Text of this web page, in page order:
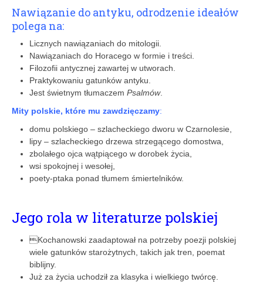
Nawiązanie do antyku, odrodzenie ideałów
polega na:
Licznych nawiązaniach do mitologii.
Nawiązaniach do Horacego w formie i treści.
Filozofii antycznej zawartej w utworach.
Praktykowaniu gatunków antyku.
Jest świetnym tłumaczem Psalmów.
Mity polskie, które mu zawdzięczamy:
domu polskiego – szlacheckiego dworu w Czarnolesie,
lipy – szlacheckiego drzewa strzegącego domostwa,
zbolałego ojca wątpiącego w dorobek życia,
wsi spokojnej i wesołej,
poety-ptaka ponad tłumem śmiertelników.
Jego rola w literaturze polskiej
Kochanowski zaadaptował na potrzeby poezji polskiej
wiele gatunków starożytnych, takich jak tren, poemat
biblijny.
Już za życia uchodził za klasyka i wielkiego twórcę.